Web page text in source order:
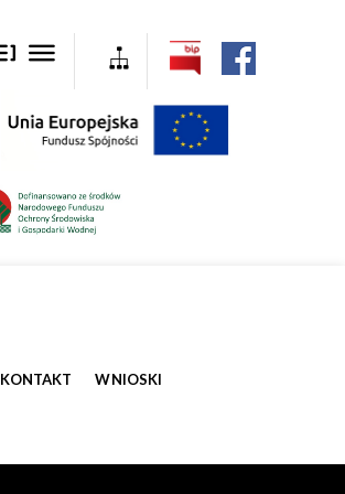
KONTAKT WNIOSKI